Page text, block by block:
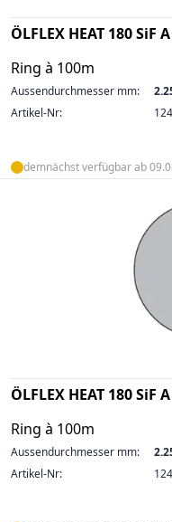
ÖLFLEX HEAT 180 SiF
Ring à 100m
Aussendurchmesser mm:
Artikel-Nr:
demnächst verfügbar ab
ÖLFLEX HEAT 180 SiF
Ring à 100m
Aussendurchmesser mm:
Artikel-Nr: